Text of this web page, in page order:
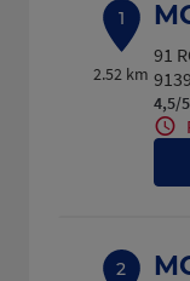
1
2.52 km
91
4,5/5
2